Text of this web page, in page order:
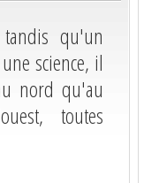
qu'un
science, il
nord qu'au
toutes